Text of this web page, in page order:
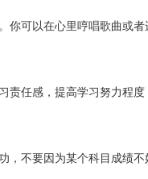
你可以在心里哼唱歌曲或
责任感，提高学习努力程度
，不要因为某个科目成绩不